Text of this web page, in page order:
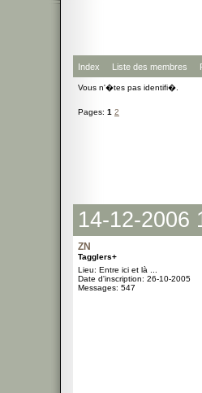
Index Liste des membres
Vous n'�tes pas identifi�.
Pages: 1 2
14-12-2006
ZN
Tagglers+
Lieu: Entre ici et là ...
Date d'inscription: 26-10-2005
Messages: 547